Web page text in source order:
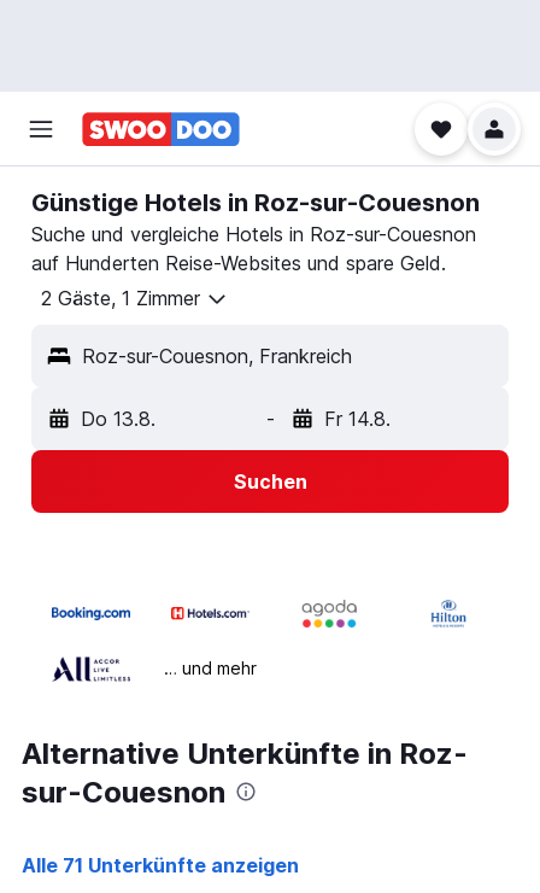
Günstige Hotels in Roz-sur-Couesnon
Suche und vergleiche Hotels in Roz-sur-Couesnon
auf Hunderten Reise-Websites und spare Geld.
2 Gäste, 1 Zimmer
Roz-sur-Couesnon, Frankreich
Do 13.8. - Fr 14.8.
Suchen
… und mehr
Alternative Unterkünfte in Roz-
sur-Couesnon
Alle 71 Unterkünfte anzeigen